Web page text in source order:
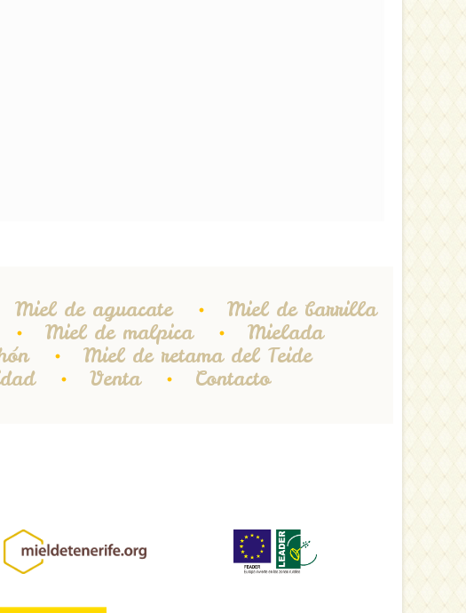
Miel de aguacate
Miel de barrilla
Miel de malpica
Mielada
Miel de retama del Teide
Venta Contacto